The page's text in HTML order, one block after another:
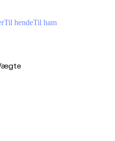
Til hendeTil ham